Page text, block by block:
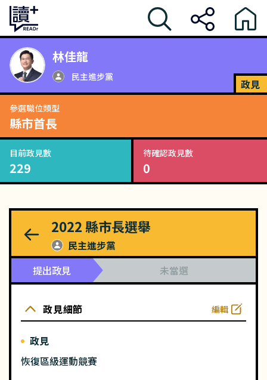
林佳龍
民主進步黨
政見
參選職位類型
縣市首長
目前政見數
229
待確認政見數
0
2022 縣市長選舉
民主進步黨
提出政見
未當選
政見細節 編輯
政見
恢復區級運動競賽